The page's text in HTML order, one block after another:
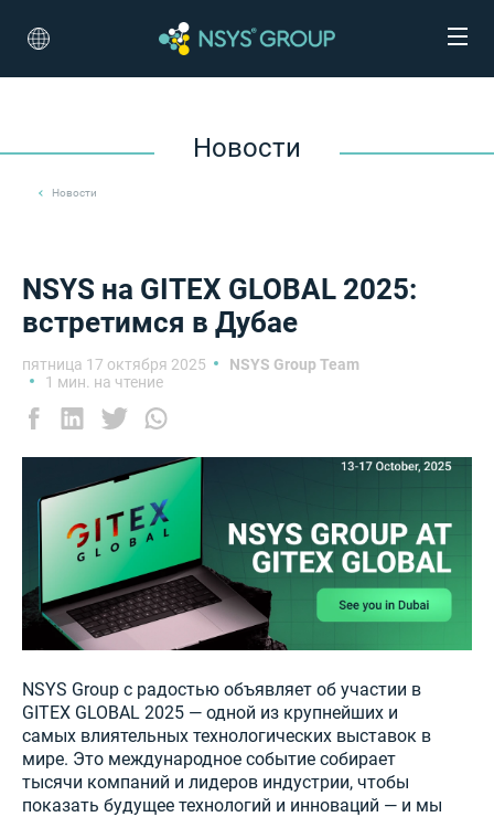
Новости
Новости
NSYS на GITEX GLOBAL 2025:
встретимся в Дубае
пятница 17 октября 2025
NSYS Group Team
1 мин. на чтение
NSYS Group с радостью объявляет об участии в
GITEX GLOBAL 2025 — одной из крупнейших и
самых влиятельных технологических выставок в
мире. Это международное событие собирает
тысячи компаний и лидеров индустрии, чтобы
показать будущее технологий и инноваций — и мы